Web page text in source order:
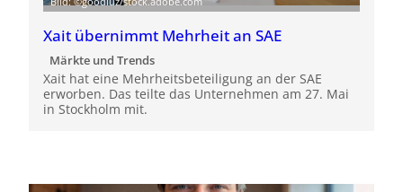
Xait übernimmt Mehrheit an SAE
Märkte und Trends
Xait hat eine Mehrheitsbeteiligung an der SAE
erworben. Das teilte das Unternehmen am 27. Mai
in Stockholm mit.